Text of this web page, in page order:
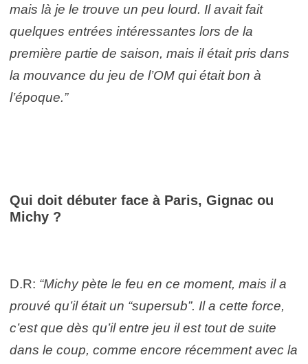
mais là je le trouve un peu lourd. Il avait fait
quelques entrées intéressantes lors de la
première partie de saison, mais il était pris dans
la mouvance du jeu de l’OM qui était bon à
l’époque.”
Qui doit débuter face à Paris, Gignac ou
Michy ?
D.R: “Michy pète le feu en ce moment, mais il a
prouvé qu’il était un “supersub”. Il a cette force,
c’est que dès qu’il entre jeu il est tout de suite
dans le coup, comme encore récemment avec la